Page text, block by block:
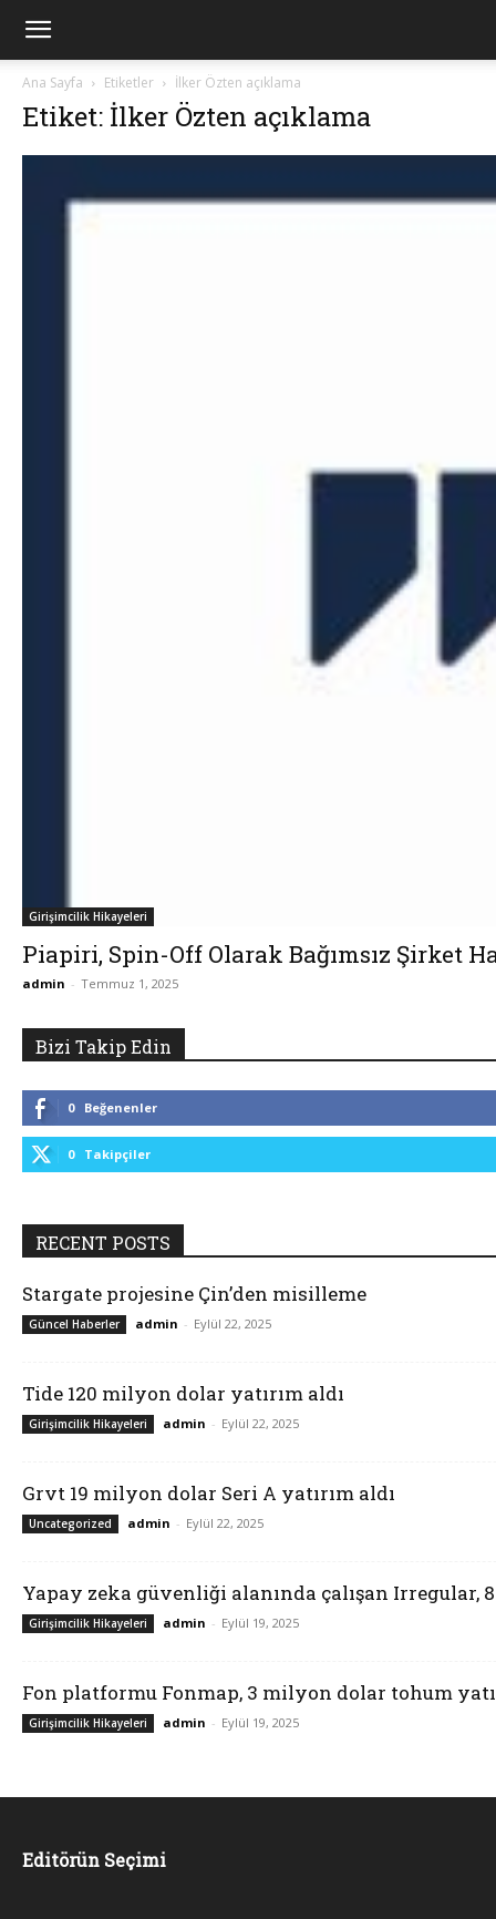
Ana Sayfa Etiketler İlker Özten açıklama
Etiket: İlker Özten açıklama
Girişimcilik Hikayeleri
Piapiri, Spin-Off Olarak Bağımsız Şirket
admin - Temmuz 1, 2025
Bizi Takip Edin
0 Beğenenler
0 Takipçiler
RECENT POSTS
Stargate projesine Çin’den misilleme
Güncel Haberler admin - Eylül 22, 2025
Tide 120 milyon dolar yatırım aldı
Girişimcilik Hikayeleri admin - Eylül 22, 2025
Grvt 19 milyon dolar Seri A yatırım aldı
Uncategorized admin - Eylül 22, 2025
Yapay zeka güvenliği alanında çalışan Irregular,
Girişimcilik Hikayeleri admin - Eylül 19, 2025
Fon platformu Fonmap, 3 milyon dolar tohum
Girişimcilik Hikayeleri admin - Eylül 19, 2025
Editörün Seçimi